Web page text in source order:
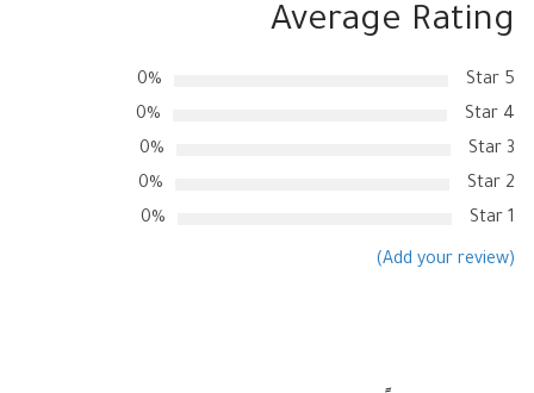
Average Rating
5 Star
0%
4 Star
0%
3 Star
0%
2 Star
0%
1 Star
0%
(Add your review)